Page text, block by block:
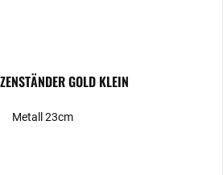
GOLD KLEIN
Metall 23cm